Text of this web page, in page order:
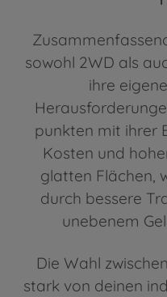
sowohl 2WD als
ihre
punkten mit ihrer
Kosten und
glatten Flächen,
durch bessere
unebenem
Die Wahl
stark von deinen